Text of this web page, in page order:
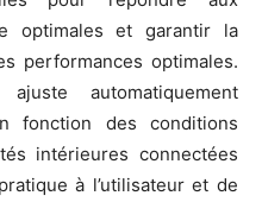
optimales et garantir la
performances optimales.
automatiquement
fonction des conditions
intérieures connectées
à l’utilisateur et de